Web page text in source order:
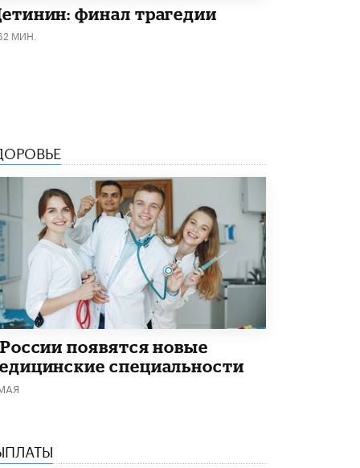
8 ИЮНЯ /АНОНС
8 ИЮНЯ /ЕГЭ И ОГЭ
Школа «СКОЛКА» и Госкорпорация
«Росатом» подписали соглашение о
сотрудничестве
8 ИЮНЯ / ОБРАЗОВАТЕЛЬНАЯ ПОЛИТИКА
Депутаты призвали не отклонять
дипломы только из-за не пройденного
антиплагиата
5 ИЮНЯ / ЧТО ПРОИСХОДИТ?
Минпросвещения просят добавить в
школьные учебники примеры женщин-
финал трагедии
МИН.
появятся новые
специальности